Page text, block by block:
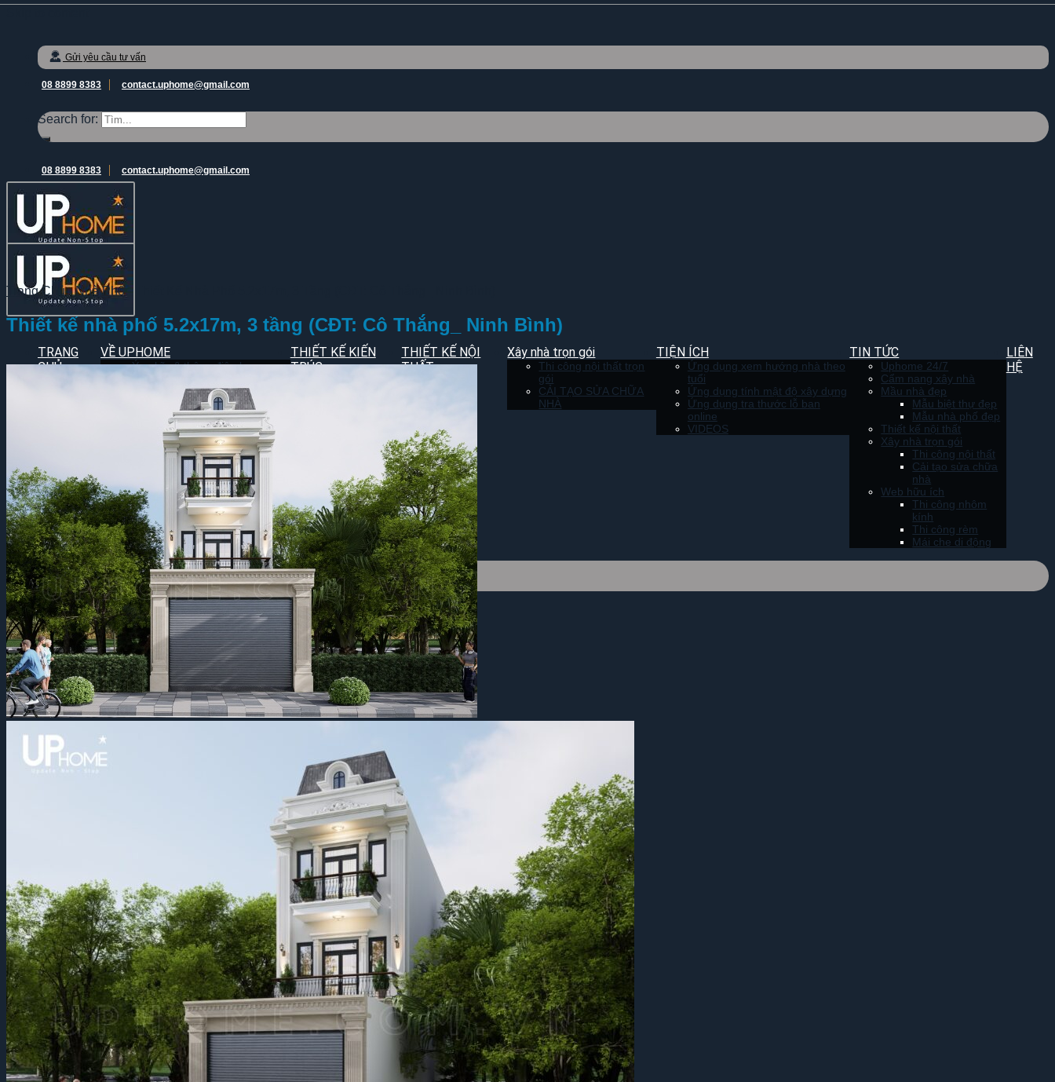
Gửi yêu cầu tư vấn
08 8899 8383 contact.uphome@gmail.com
Search for:
08 8899 8383 contact.uphome@gmail.com
TRANG
CHỦ
VỀ UPHOME
Ý nghĩa & thông điệp logo
UPhome
Đội ngũ Uphome
Kts.Nguyễn Hùng – CEO
UPhome
THIẾT KẾ KIẾN
TRÚC
THIẾT KẾ NỘI
THẤT
Xây nhà trọn gói
Thi công nội thất trọn
gói
CẢI TẠO SỬA CHỮA
NHÀ
TIỆN ÍCH
Ứng dụng xem hướng nhà theo
tuổi
Ứng dụng tính mật độ xây dựng
Ứng dụng tra thước lỗ ban
online
VIDEOS
TIN TỨC
Uphome 24/7
Cẩm nang xây nhà
Mầu nhà đẹp
Mẫu biệt thự đẹp
Mẫu nhà phố đẹp
Thiết kế nội thất
Xây nhà trọn gói
Thi công nội thất
Cải tạo sửa chữa
nhà
Web hữu ích
Thi công nhôm
kính
Thi công rèm
Mái che di động
LIÊN
HỆ
Search for:
Trang Chủ-Nhà Phố-
Thiết kế nhà phố 5.2x17m, 3 tầng (CĐT: Cô Thắng_ Ninh Bình)